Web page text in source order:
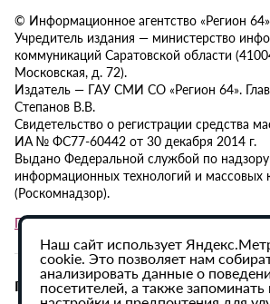
© Информационное агентство «Регион 64»
Учредитель издания — министерство
коммуникаций Саратовской области
Московская, д. 72).
Издатель — ГАУ СМИ СО «Регион 64».
Степанов В.В.
Свидетельство о регистрации средства
ИА № ФС77-60442 от 30 декабря 2014 г.
Выдано Федеральной службой по надзору
информационных технологий и массовых
(Роскомнадзор).
Политика в отношении обработки
При использовании материалов сайта
Наш сайт использует
cookie. Это позволяет нам
анализировать данные о
посетителей, а также